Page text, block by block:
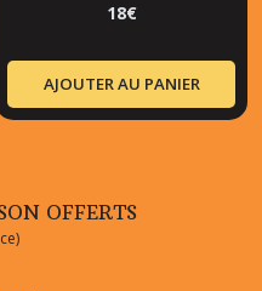
18€
AJOUTER AU PANIER
OFFERTS